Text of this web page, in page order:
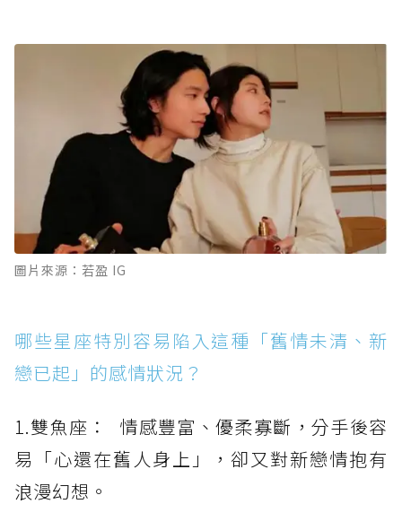
圖片來源：若盈 IG
哪些星座特別容易陷入這種「舊情未清、新
戀已起」的感情狀況？
1.雙魚座： 情感豐富、優柔寡斷，分手後容
易「心還在舊人身上」，卻又對新戀情抱有
浪漫幻想。